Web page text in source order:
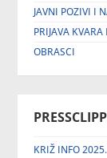
JAVNI POZIVI I
PRIJAVA
OBRASCI
KRIŽ INFO 2025.